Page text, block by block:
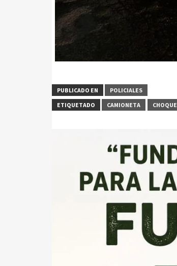
PUBLICADO EN
POLICIALES
ETIQUETADO
CAMIONETA CHOQUE